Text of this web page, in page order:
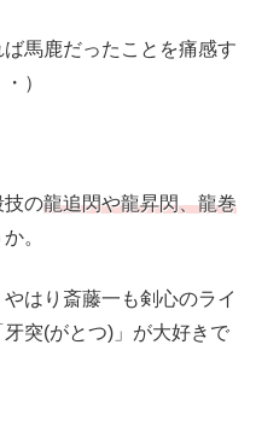
ば馬鹿だったことを痛感す
）
技の龍追閃や龍昇閃、龍巻
。
はり斎藤一も剣心のライ
突(がとつ)」が大好きで